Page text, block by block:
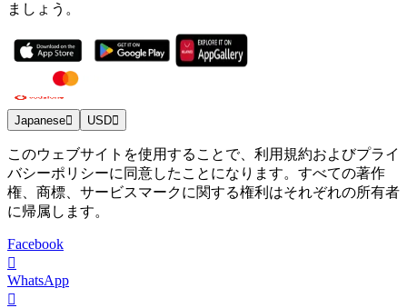
ましょう。
Japanese USD
このウェブサイトを使用することで、利用規約およびプライ
バシーポリシーに同意したことになります。すべての著作
権、商標、サービスマークに関する権利はそれぞれの所有者
に帰属します。
Facebook
WhatsApp